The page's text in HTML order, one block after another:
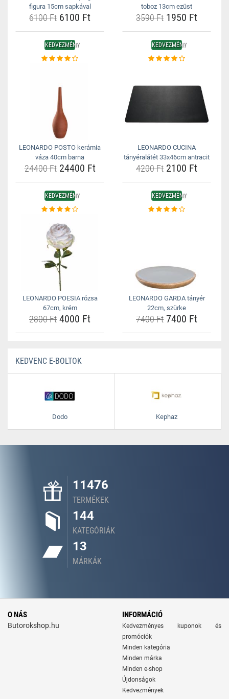
figura 15cm sapkával
6100 Ft 6100 Ft
toboz 13cm ezüst
3590 Ft 1950 Ft
KEDVEZMÉNY
LEONARDO POSTO kerámia
váza 40cm barna
24400 Ft24400 Ft
KEDVEZMÉNY
LEONARDO CUCINA
tányéralátét 33x46cm antracit
4200 Ft 2100 Ft
KEDVEZMÉNY
LEONARDO POESIA rózsa
67cm, krém
2800 Ft 4000 Ft
KEDVEZMÉNY
LEONARDO GARDA tányér
22cm, szürke
7400 Ft 7400 Ft
KEDVENC E-BOLTOK
Dodo Kephaz
11476
TERMÉKEK
144
KATEGÓRIÁK
13
MÁRKÁK
O NÁS
Butorokshop.hu
INFORMÁCIÓ
Kedvezményes kuponok és
promóciók
Minden kategória
Minden márka
Minden e-shop
Újdonságok
Kedvezmények